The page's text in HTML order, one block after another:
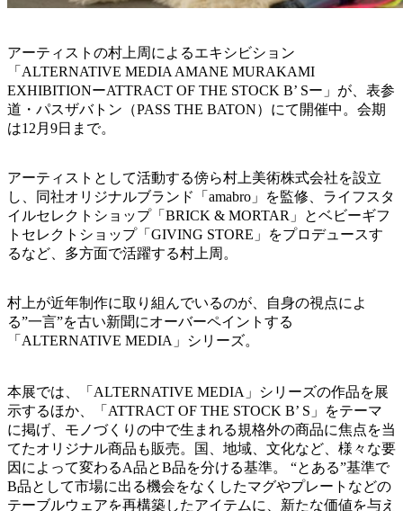
アーティストの村上周によるエキシビション
「ALTERNATIVE MEDIA AMANE MURAKAMI
EXHIBITIONーATTRACT OF THE STOCK B’ Sー」が、表参
道・パスザバトン（PASS THE BATON）にて開催中。会期
は12月9日まで。
アーティストとして活動する傍ら村上美術株式会社を設立
し、同社オリジナルブランド「amabro」を監修、ライフスタ
イルセレクトショップ「BRICK & MORTAR」とベビーギフ
トセレクトショップ「GIVING STORE」をプロデュースす
るなど、多方面で活躍する村上周。
村上が近年制作に取り組んでいるのが、自身の視点によ
る”一言”を古い新聞にオーバーペイントする
「ALTERNATIVE MEDIA」シリーズ。
本展では、「ALTERNATIVE MEDIA」シリーズの作品を展
示するほか、「ATTRACT OF THE STOCK B’ S」をテーマ
に掲げ、モノづくりの中で生まれる規格外の商品に焦点を当
てたオリジナル商品も販売。国、地域、文化など、様々な要
因によって変わるA品とB品を分ける基準。 “とある”基準で
B品として市場に出る機会をなくしたマグやプレートなどの
テーブルウェアを再構築したアイテムに、新たな価値を与え